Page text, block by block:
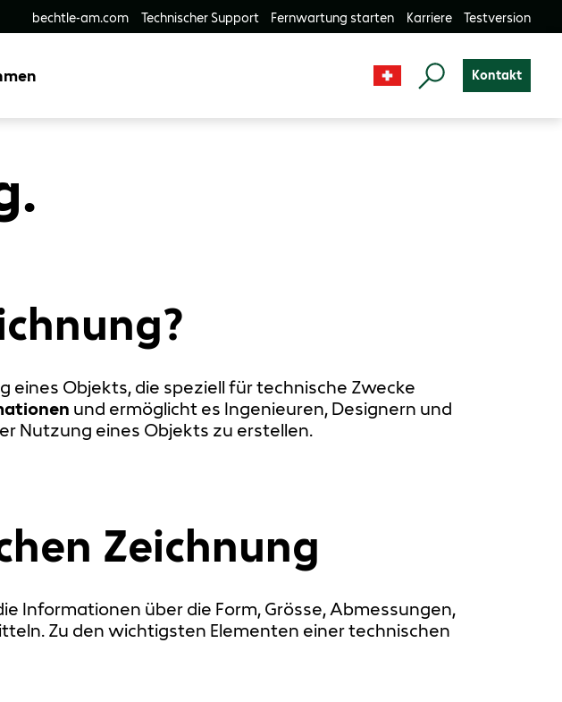
bechtle-am.com Technischer Support Fernwartung starten Karriere Testversion
Kontakt
eines Objekts, die speziell für technische Zwecke
und ermöglicht es Ingenieuren, Designern und
Nutzung eines Objekts zu erstellen.
Zeichnung
Informationen über die Form, Grösse, Abmessungen,
Zu den wichtigsten Elementen einer technischen